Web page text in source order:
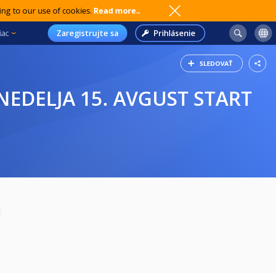
to our use of cookies. Read more..
Zaregistrujte sa Prihlásenie
SLEDOVAŤ